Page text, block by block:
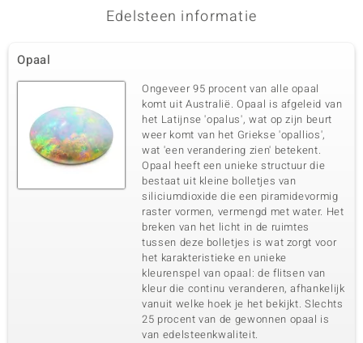
Mezezo Opaal
Karaatgewicht som Slijpvorm
Rond geslepen
Zetting
Prong
Herkomst
Ethiopië
Vierde edelsteen
Aantal en grootte
2 à 1,8 mm
Slijpvorm
Rond geslepen
Herkomst
Cambodja
Edelsteen informatie
Opaal
Ongeveer 95 procent van alle opaal
komt uit Australië. Opaal is afgeleid van
het Latijnse 'opalus', wat op zijn beurt
weer komt van het Griekse 'opallios',
wat 'een verandering zien' betekent.
Opaal heeft een unieke structuur die
bestaat uit kleine bolletjes van
siliciumdioxide die een piramidevormig
raster vormen, vermengd met water. Het
breken van het licht in de ruimtes
tussen deze bolletjes is wat zorgt voor
het karakteristieke en unieke
kleurenspel van opaal: de flitsen van
kleur die continu veranderen, afhankelijk
vanuit welke hoek je het bekijkt. Slechts
25 procent van de gewonnen opaal is
van edelsteenkwaliteit.